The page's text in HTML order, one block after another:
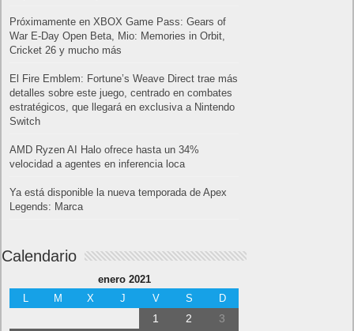
Próximamente en XBOX Game Pass: Gears of
War E-Day Open Beta, Mio: Memories in Orbit,
Cricket 26 y mucho más
El Fire Emblem: Fortune’s Weave Direct trae más
detalles sobre este juego, centrado en combates
estratégicos, que llegará en exclusiva a Nintendo
Switch
AMD Ryzen AI Halo ofrece hasta un 34%
velocidad a agentes en inferencia loca
Ya está disponible la nueva temporada de Apex
Legends: Marca
Calendario
enero 2021
M X J V S D
1 2
3